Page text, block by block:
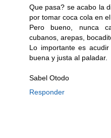
Que pasa? se acabo la
por tomar coca cola en
Pero bueno, nunca
cubanos, arepas,
Lo importante es
buena y justa al paladar.
Sabel Otodo
Responder